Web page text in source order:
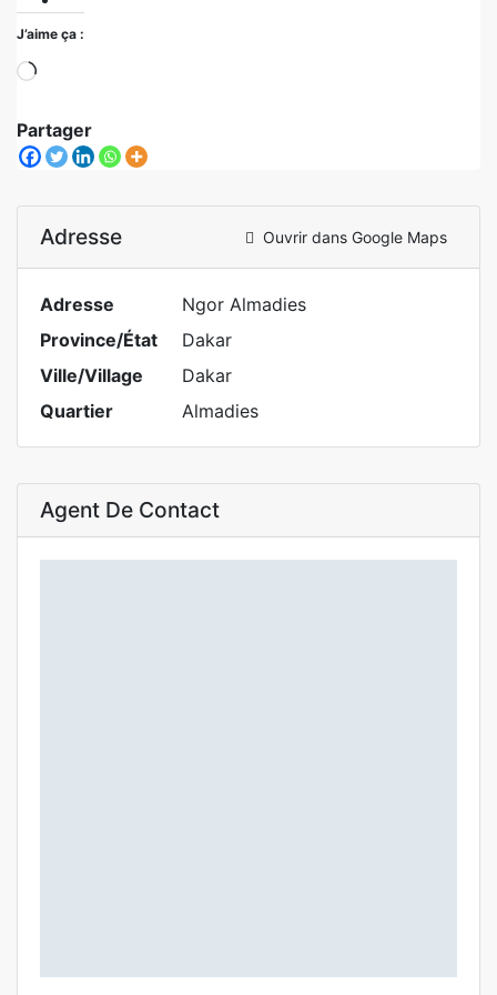
J’aime ça :
Partager
Adresse Ouvrir dans Google Maps
Adresse
Ngor Almadies
Province/État
Dakar
Ville/Village
Dakar
Quartier
Almadies
Agent De Contact